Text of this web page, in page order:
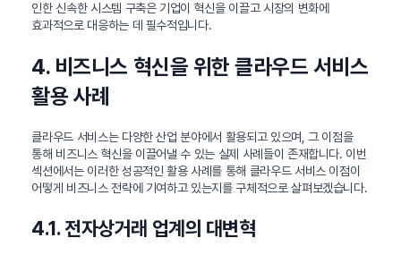
인한 신속한 시스템 구축은 기업이 혁신을 이끌고 시장의 변화에
효과적으로 대응하는 데 필수적입니다.
4. 비즈니스 혁신을 위한 클라우드 서비스
활용 사례
클라우드 서비스는 다양한 산업 분야에서 활용되고 있으며, 그 이점을
통해 비즈니스 혁신을 이끌어낼 수 있는 실제 사례들이 존재합니다. 이번
섹션에서는 이러한 성공적인 활용 사례를 통해 클라우드 서비스 이점이
어떻게 비즈니스 전략에 기여하고 있는지를 구체적으로 살펴보겠습니다.
4.1. 전자상거래 업계의 대변혁